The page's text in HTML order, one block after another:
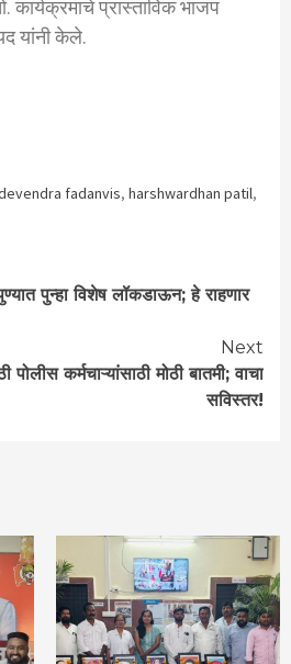
कार्यक्रमाचे प्रास्ताविक भाजप
यांनी केले.
fadanvis, harshwardhan patil,
पुन्हा विशेष लॉकडाऊन; हे राहणार
Next
पोलीस कर्मचाऱ्यांसाठी मोठी बातमी; वाचा
सविस्तर!